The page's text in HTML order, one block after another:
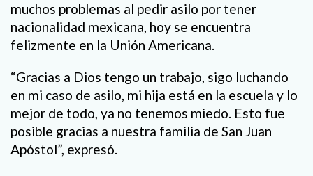
muchos problemas al pedir asilo por tener
nacionalidad mexicana, hoy se encuentra
felizmente en la Unión Americana.
“Gracias a Dios tengo un trabajo, sigo luchando
en mi caso de asilo, mi hija está en la escuela y lo
mejor de todo, ya no tenemos miedo. Esto fue
posible gracias a nuestra familia de San Juan
Apóstol”, expresó.